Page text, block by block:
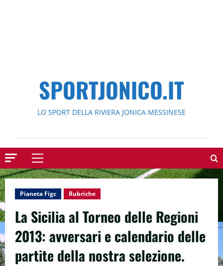
SPORTJONICO.IT
LO SPORT DELLA RIVIERA JONICA MESSINESE
Menu
principale
Pianeta Figc Rubriche
La Sicilia al Torneo delle Regioni
2013: avversari e calendario delle
partite della nostra selezione.